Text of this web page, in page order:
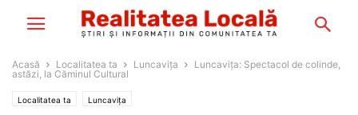
Acasă Localitatea ta Luncavița
Luncaviţa: Spectacol de colinde,
astăzi, la Căminul Cultural
Localitatea ta Luncavița